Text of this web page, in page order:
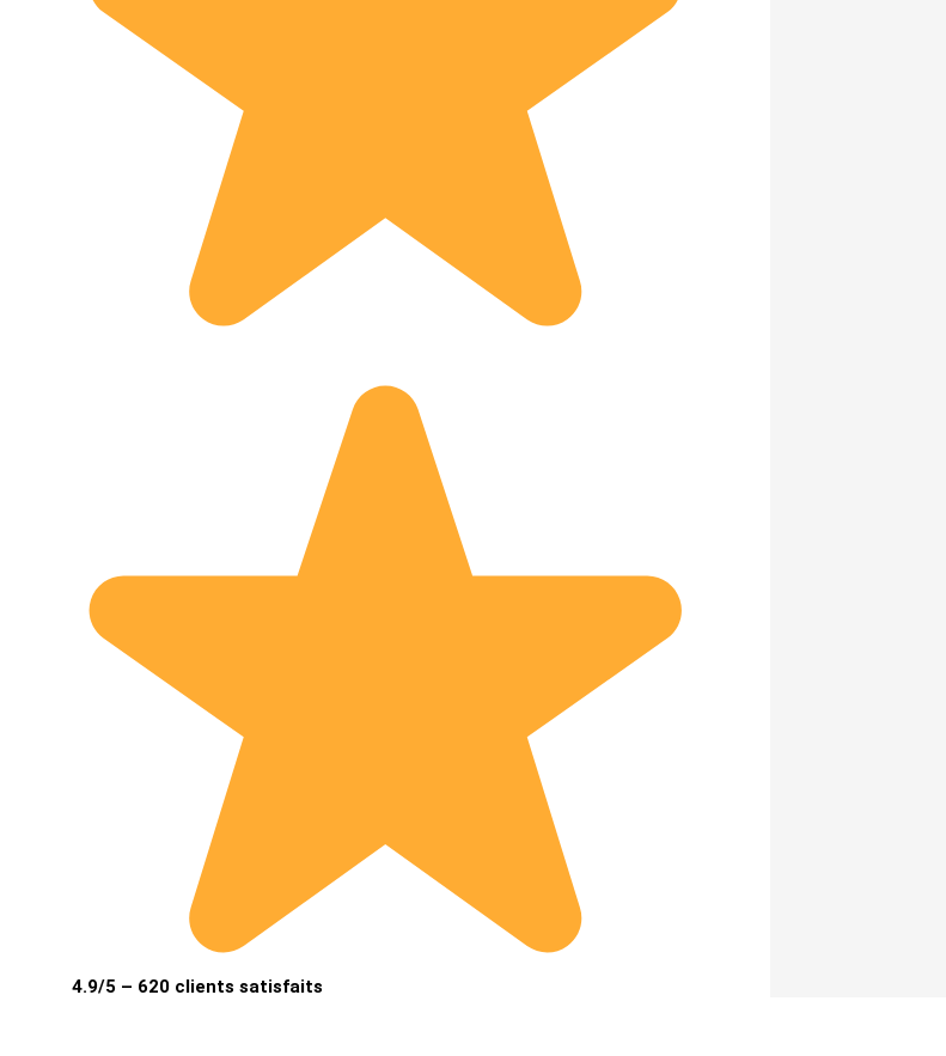
4.9/5 – 620 clients satisfaits